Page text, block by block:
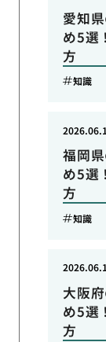
愛知
め5選
方
知識
福岡
め5選
方
知識
大阪
め5選
方